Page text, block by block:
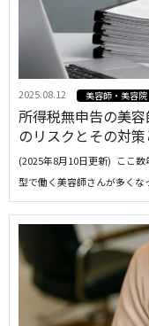
2025.08.12 美容師・美容院
所得税無申告の美
のリスクとその対策
(2025年8月10日更新) ここ
型で働く美容師さんが多くな